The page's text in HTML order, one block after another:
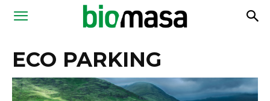
Magazyn
ECO PARKING